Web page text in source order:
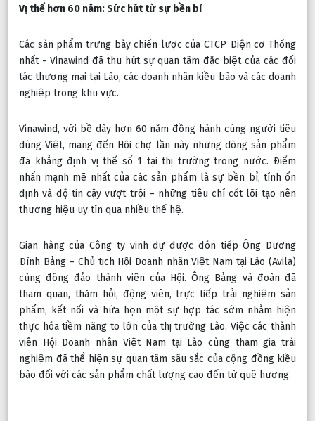
Vị thế hơn 60 năm: Sức hút từ sự bền bỉ
Các sản phẩm trưng bày chiến lược của CTCP Điện cơ Thống
nhất - Vinawind đã thu hút sự quan tâm đặc biệt của các đối
tác thương mại tại Lào, các doanh nhân kiều bào và các doanh
nghiệp trong khu vực.
Vinawind, với bề dày hơn 60 năm đồng hành cùng người tiêu
dùng Việt, mang đến Hội chợ lần này những dòng sản phẩm
đã khẳng định vị thế số 1 tại thị trường trong nước. Điểm
nhấn mạnh mẽ nhất của các sản phẩm là sự bền bỉ, tính ổn
định và độ tin cậy vượt trội – những tiêu chí cốt lõi tạo nên
thương hiệu uy tín qua nhiều thế hệ.
Gian hàng của Công ty vinh dự được đón tiếp Ông Dương
Đình Bảng – Chủ tịch Hội Doanh nhân Việt Nam tại Lào (Avila)
cùng đông đảo thành viên của Hội. Ông Bảng và đoàn đã
tham quan, thăm hỏi, động viên, trực tiếp trải nghiệm sản
phẩm, kết nối và hứa hẹn một sự hợp tác sớm nhằm hiện
thực hóa tiềm năng to lớn của thị trường Lào. Việc các thành
viên Hội Doanh nhân Việt Nam tại Lào cùng tham gia trải
nghiệm đã thể hiện sự quan tâm sâu sắc của cộng đồng kiều
bào đối với các sản phẩm chất lượng cao đến từ quê hương.